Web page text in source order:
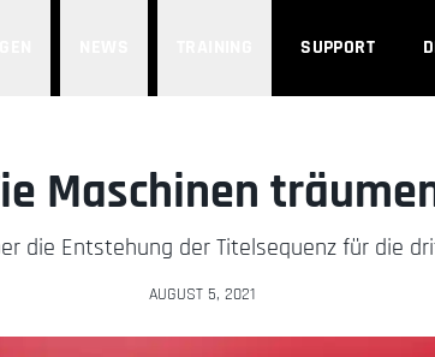
SUPPORT
Maschinen
die Entstehung der Titelsequenz für die
AUGUST 5, 2021